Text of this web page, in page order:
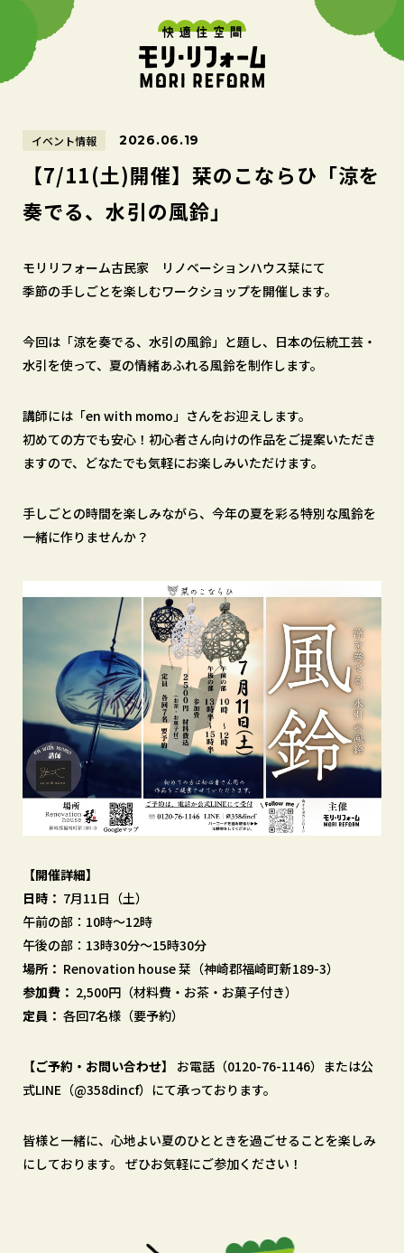
イベント情報 2026.06.19
【7/11(土)開催】栞のこならひ「涼を
奏でる、水引の風鈴」
モリリフォーム古民家 リノベーションハウス栞にて
季節の手しごとを楽しむワークショップを開催します。
今回は「涼を奏でる、水引の風鈴」と題し、日本の伝統工芸・
水引を使って、夏の情緒あふれる風鈴を制作します。
講師には「en with momo」さんをお迎えします。
初めての方でも安心！初心者さん向けの作品をご提案いただき
ますので、どなたでも気軽にお楽しみいただけます。
手しごとの時間を楽しみながら、今年の夏を彩る特別な風鈴を
一緒に作りませんか？
【開催詳細】
日時： 7月11日（土）
午前の部：10時〜12時
午後の部：13時30分〜15時30分
場所： Renovation house 栞（神崎郡福崎町新189-3）
参加費： 2,500円（材料費・お茶・お菓子付き）
定員： 各回7名様（要予約）
【ご予約・お問い合わせ】
お電話（0120-76-1146）または公
式LINE（@358dincf）にて承っております。
皆様と一緒に、心地よい夏のひとときを過ごせることを楽しみ
にしております。 ぜひお気軽にご参加ください！